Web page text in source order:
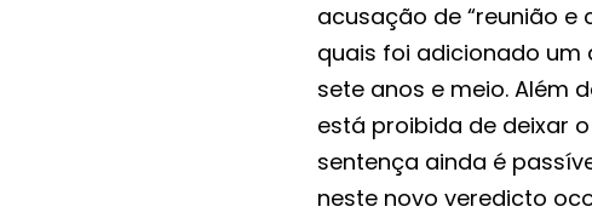
acusação de “reunião
quais foi adicionado um
sete anos e meio. Além
está proibida de deixar
sentença ainda é
neste novo veredicto